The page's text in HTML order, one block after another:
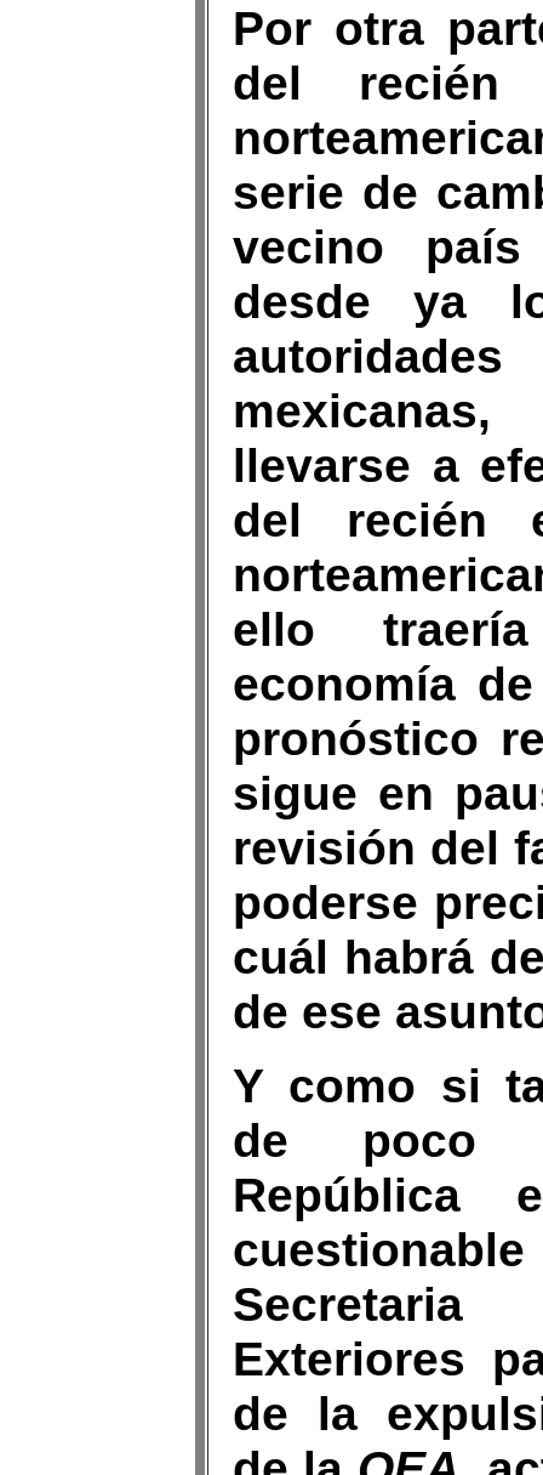
Por otra
del recién
serie de
vecino
desde ya
llevarse a
del recién
ello
economía
pronóstico
sigue en
revisión del
poderse
cuál habrá
de ese
Y como si
de poco
República
Exteriores
de la